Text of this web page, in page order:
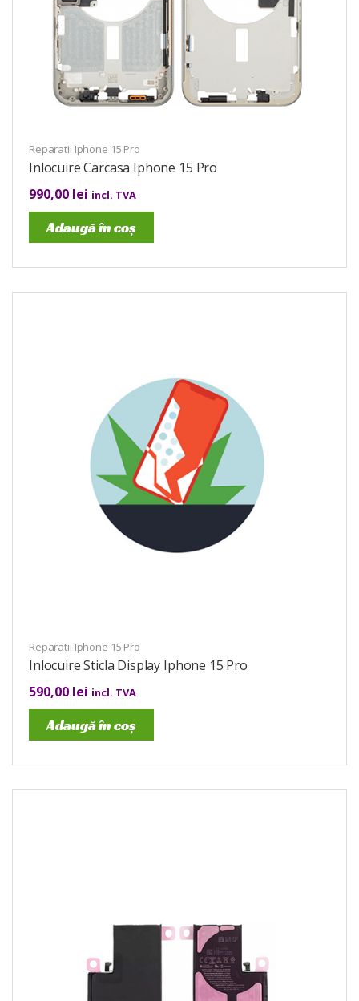
Reparatii Iphone 15 Pro
Inlocuire Carcasa Iphone 15 Pro
990,00 lei incl. TVA
Adaugă în coș
Reparatii Iphone 15 Pro
Inlocuire Sticla Display Iphone 15 Pro
590,00 lei incl. TVA
Adaugă în coș